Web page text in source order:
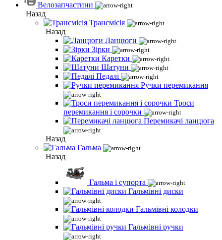
Велозапчастини
Назад
Трансмісія
Назад
Ланцюги
Зірки
Каретки
Шатуни
Педалі
Ручки перемикання
Троси
перемикання і сорочки
Перемикачі ланцюга
Назад
Гальма
Назад
Гальма і супорта
Гальмівні диски
Гальмівні колодки
Гальмівні ручки